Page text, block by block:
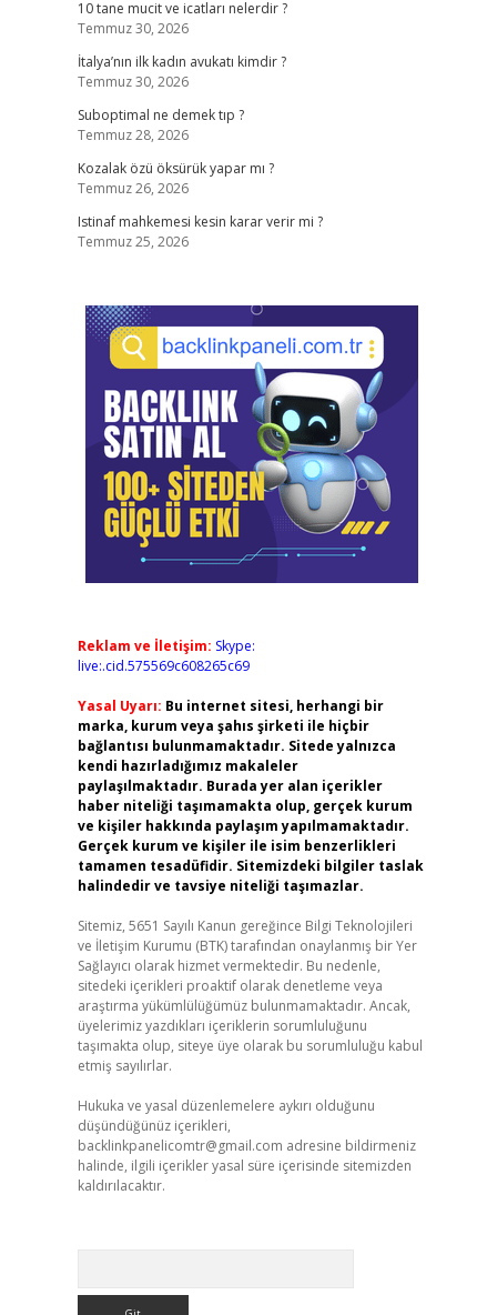
10 tane mucit ve icatları nelerdir ?
Temmuz 30, 2026
İtalya’nın ilk kadın avukatı kimdir ?
Temmuz 30, 2026
Suboptimal ne demek tıp ?
Temmuz 28, 2026
Kozalak özü öksürük yapar mı ?
Temmuz 26, 2026
Istinaf mahkemesi kesin karar verir mi ?
Temmuz 25, 2026
Reklam ve İletişim: Skype:
live:.cid.575569c608265c69
Yasal Uyarı: Bu internet sitesi, herhangi bir
marka, kurum veya şahıs şirketi ile hiçbir
bağlantısı bulunmamaktadır. Sitede yalnızca
kendi hazırladığımız makaleler
paylaşılmaktadır. Burada yer alan içerikler
haber niteliği taşımamakta olup, gerçek kurum
ve kişiler hakkında paylaşım yapılmamaktadır.
Gerçek kurum ve kişiler ile isim benzerlikleri
tamamen tesadüfidir. Sitemizdeki bilgiler taslak
halindedir ve tavsiye niteliği taşımazlar.
Sitemiz, 5651 Sayılı Kanun gereğince Bilgi Teknolojileri
ve İletişim Kurumu (BTK) tarafından onaylanmış bir Yer
Sağlayıcı olarak hizmet vermektedir. Bu nedenle,
sitedeki içerikleri proaktif olarak denetleme veya
araştırma yükümlülüğümüz bulunmamaktadır. Ancak,
üyelerimiz yazdıkları içeriklerin sorumluluğunu
taşımakta olup, siteye üye olarak bu sorumluluğu kabul
etmiş sayılırlar.
Hukuka ve yasal düzenlemelere aykırı olduğunu
düşündüğünüz içerikleri,
backlinkpanelicomtr@gmail.com adresine bildirmeniz
halinde, ilgili içerikler yasal süre içerisinde sitemizden
kaldırılacaktır.